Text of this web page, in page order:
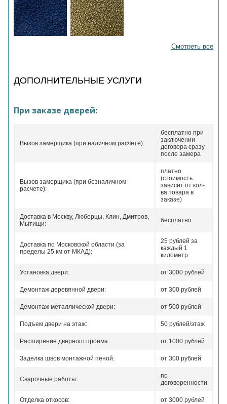
Смотреть все
ДОПОЛНИТЕЛЬНЫЕ УСЛУГИ
При заказе дверей:
Вызов замерщика (при наличном расчете):
бесплатно при
заключении
договора сразу
после замера
Вызов замерщика (при безналичном
расчете):
платно
(стоимость
зависит от кол-
ва товара в
заказе)
Доставка в Москву, Люберцы, Клин, Дмитров,
Мытищи:
бесплатно
Доставка по Московской области (за
пределы 25 км от МКАД):
25 рублей за
каждый 1
километр
Установка двери: от 3000 рублей
Демонтаж деревянной двери: от 300 рублей
Демонтаж металлической двери: от 500 рублей
Подъем двери на этаж: 50 рублей/этаж
Расширение дверного проема: от 1000 рублей
Заделка швов монтажной пеной: от 300 рублей
Сварочные работы:
по
договоренности
Отделка откосов: от 3000 рублей